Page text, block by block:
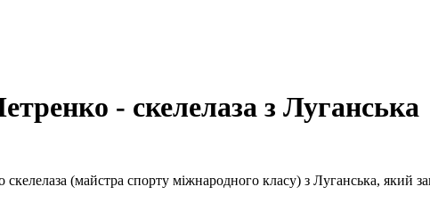
- скелелаза з Луганська
(майстра спорту міжнародного класу) з Луганська, який